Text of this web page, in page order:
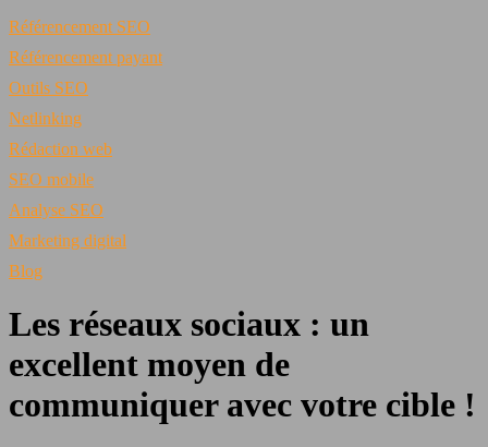
Référencement SEO
Référencement payant
Outils SEO
Netlinking
Rédaction web
SEO mobile
Analyse SEO
Marketing digital
Blog
Les réseaux sociaux : un
excellent moyen de
communiquer avec votre cible !